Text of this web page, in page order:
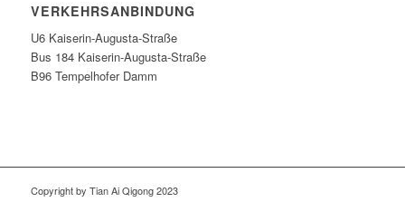
VERKEHRSANBINDUNG
U6 Kaiserin-Augusta-Straße
Bus 184 Kaiserin-Augusta-Straße
B96 Tempelhofer Damm
Copyright by Tian Ai Qigong 2023